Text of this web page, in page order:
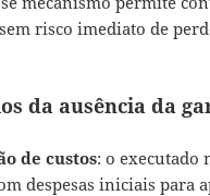
risco imediato de
da ausência da
de custos: o executado
despesas iniciais para